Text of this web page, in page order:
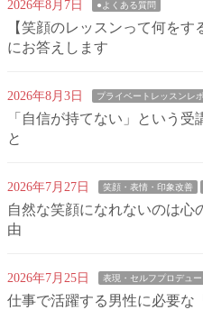
2026年8月7日 ●よくある質問
【笑顔のレッスンって何を
にお答えします
2026年8月3日 プライベートレッスンレ
「自信が持てない」という
と
2026年7月27日 笑顔・表情・印象改善
自然な笑顔になれないのは心
由
2026年7月25日 表現・セルフプロデュー
仕事で活躍する男性に必要な